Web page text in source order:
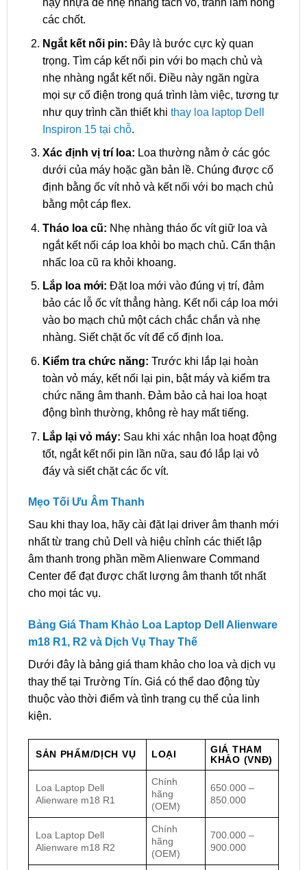
nạy nhựa để nhẹ nhàng tách vỏ, tránh làm hỏng
các chốt.
Ngắt kết nối pin: Đây là bước cực kỳ quan
trọng. Tìm cáp kết nối pin với bo mạch chủ và
nhẹ nhàng ngắt kết nối. Điều này ngăn ngừa
mọi sự cố điện trong quá trình làm việc, tương tự
như quy trình cần thiết khi thay loa laptop Dell
Inspiron 15 tại chỗ.
Xác định vị trí loa: Loa thường nằm ở các góc
dưới của máy hoặc gần bản lề. Chúng được cố
định bằng ốc vít nhỏ và kết nối với bo mạch chủ
bằng một cáp flex.
Tháo loa cũ: Nhẹ nhàng tháo ốc vít giữ loa và
ngắt kết nối cáp loa khỏi bo mạch chủ. Cẩn thận
nhấc loa cũ ra khỏi khoang.
Lắp loa mới: Đặt loa mới vào đúng vị trí, đảm
bảo các lỗ ốc vít thẳng hàng. Kết nối cáp loa mới
vào bo mạch chủ một cách chắc chắn và nhẹ
nhàng. Siết chặt ốc vít để cố định loa.
Kiểm tra chức năng: Trước khi lắp lại hoàn
toàn vỏ máy, kết nối lại pin, bật máy và kiểm tra
chức năng âm thanh. Đảm bảo cả hai loa hoạt
động bình thường, không rè hay mất tiếng.
Lắp lại vỏ máy: Sau khi xác nhận loa hoạt động
tốt, ngắt kết nối pin lần nữa, sau đó lắp lại vỏ
đáy và siết chặt các ốc vít.
Mẹo Tối Ưu Âm Thanh
Sau khi thay loa, hãy cài đặt lại driver âm thanh mới
nhất từ trang chủ Dell và hiệu chỉnh các thiết lập
âm thanh trong phần mềm Alienware Command
Center để đạt được chất lượng âm thanh tốt nhất
cho mọi tác vụ.
Bảng Giá Tham Khảo Loa Laptop Dell Alienware
m18 R1, R2 và Dịch Vụ Thay Thế
Dưới đây là bảng giá tham khảo cho loa và dịch vụ
thay thế tại Trường Tín. Giá có thể dao động tùy
thuộc vào thời điểm và tình trạng cụ thể của linh
kiện.
SẢN PHẨM/DỊCH VỤ LOẠI
GIÁ THAM
KHẢO (VNĐ)
Loa Laptop Dell
Alienware m18 R1
Chính
hãng
(OEM)
650.000 –
850.000
Loa Laptop Dell
Alienware m18 R2
Chính
hãng
(OEM)
700.000 –
900.000